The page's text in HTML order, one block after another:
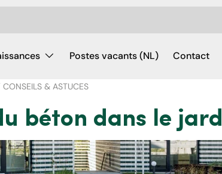
Postes vacants (NL) Contact
& ASTUCES
béton dans le